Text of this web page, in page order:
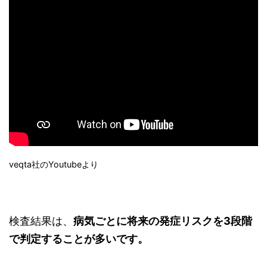
veqta社のYoutubeより
検査結果は、 病気ごとに将来の発症リスクを3段階
で判定することが多いです。